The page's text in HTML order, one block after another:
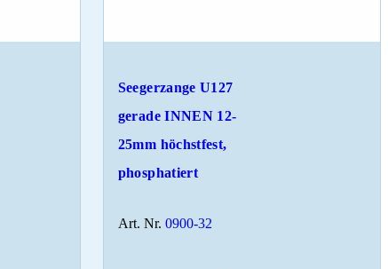
Seegerzange U127
gerade INNEN 12-
25mm höchstfest,
phosphatiert
Art. Nr. 0900-32